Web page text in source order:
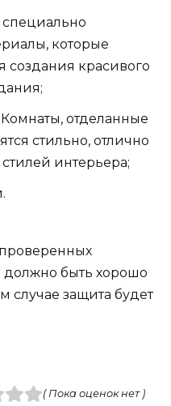
специально
которые
создания красивого
отделанные
стильно, отлично
интерьера;
быть хорошо
случае защита будет
( Пока оценок нет )